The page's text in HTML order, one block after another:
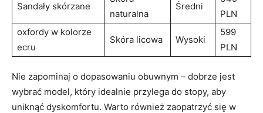
Sandały skórzane
naturalna
Średni
PLN
oxfordy w kolorze
ecru
Skóra licowa Wysoki
599
PLN
Nie zapominaj o dopasowaniu obuwnym – dobrze jest
wybrać model, który idealnie przylega do stopy, aby
uniknąć dyskomfortu. Warto również zaopatrzyć się w